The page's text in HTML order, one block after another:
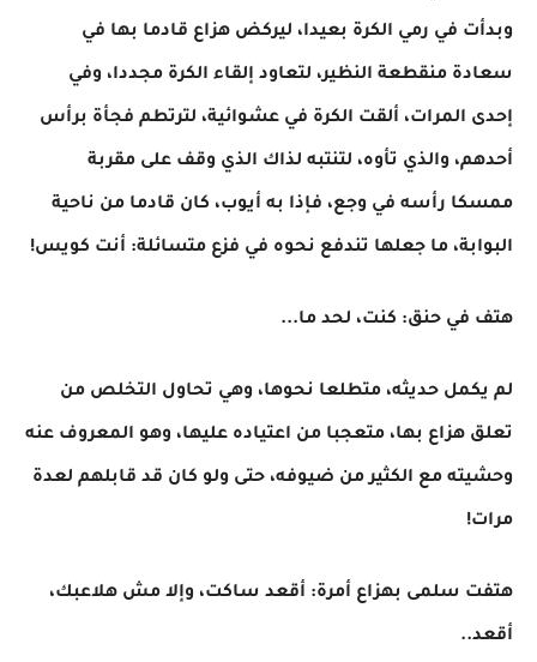
وبدأت في رمي الكرة بعيدا، ليركض هزاع قادما بها في
سعادة منقطعة النظير، لتعاود إلقاء الكرة مجددا، وفي
إحدى المرات، ألقت الكرة في عشوائية، لترتطم فجأة برأس
أحدهم، والذي تأوه، لتنتبه لذاك الذي وقف على مقربة
ممسكا رأسه في وجع، فإذا به أيوب، كان قادما من ناحية
البوابة، ما جعلها تندفع نحوه في فزع متسائلة: أنت كويس!
هتف في حنق: كنت، لحد ما...
لم يكمل حديثه، متطلعا نحوها، وهي تحاول التخلص من
تعلق هزاع بها، متعجبا من اعتياده عليها، وهو المعروف عنه
وحشيته مع الكثير من ضيوفه، حتى ولو كان قد قابلهم لعدة
مرات!
هتفت سلمى بهزاع أمرة: أقعد ساكت، وإلا مش هلاعبك،
أقعد..